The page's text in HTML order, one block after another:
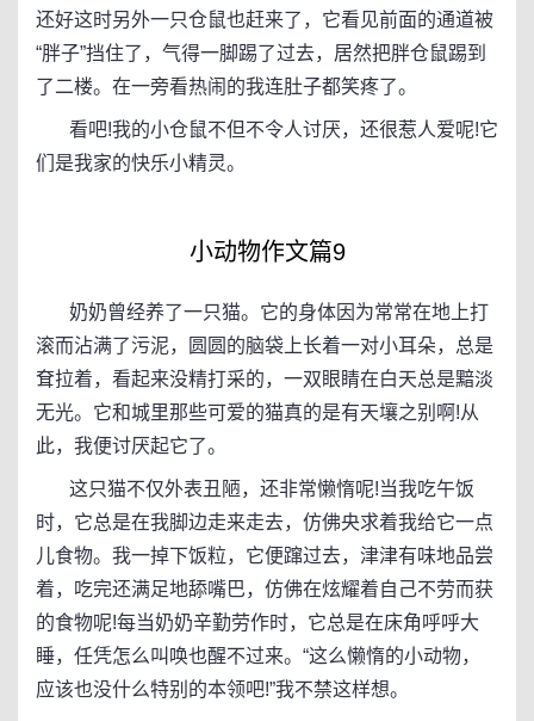
还好这时另外一只仓鼠也赶来了，它看见前面的通道被
“胖子”挡住了，气得一脚踢了过去，居然把胖仓鼠踢到
了二楼。在一旁看热闹的我连肚子都笑疼了。
看吧!我的小仓鼠不但不令人讨厌，还很惹人爱呢!它
们是我家的快乐小精灵。
小动物作文篇9
奶奶曾经养了一只猫。它的身体因为常常在地上打
滚而沾满了污泥，圆圆的脑袋上长着一对小耳朵，总是
耷拉着，看起来没精打采的，一双眼睛在白天总是黯淡
无光。它和城里那些可爱的猫真的是有天壤之别啊!从
此，我便讨厌起它了。
这只猫不仅外表丑陋，还非常懒惰呢!当我吃午饭
时，它总是在我脚边走来走去，仿佛央求着我给它一点
儿食物。我一掉下饭粒，它便蹿过去，津津有味地品尝
着，吃完还满足地舔嘴巴，仿佛在炫耀着自己不劳而获
的食物呢!每当奶奶辛勤劳作时，它总是在床角呼呼大
睡，任凭怎么叫唤也醒不过来。“这么懒惰的小动物，
应该也没什么特别的本领吧!”我不禁这样想。